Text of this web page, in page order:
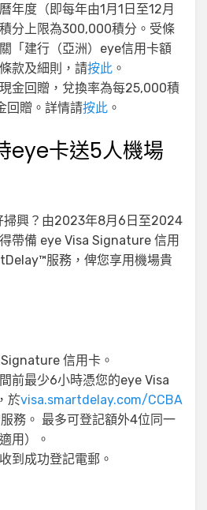
年度（即每年由1月1日至12月
分上限為300,000積分。受條
「建行（亞洲）eye信用卡額
款及細則，請按此 。
金回贈，兌換率為每25,000積
回贈。詳情請按此 。
eye卡送5人機場
掃興？由2023年8月6日至2024
帶備 eye Visa Signature 信用
服務，俾您享用機場貴
信用卡。
前最少6小時憑您的eye Visa
於visa.smartdelay.com/CCBA
務。 最多可登記額外4位同一
用）。
到成功登記電郵。